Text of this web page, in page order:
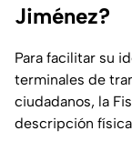
Jiménez?
Para facilitar su
terminales de
ciudadanos, la
descripción